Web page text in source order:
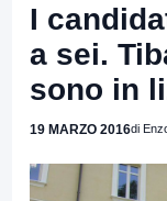
I
a sei.
sono in
19 MARZO 2016di